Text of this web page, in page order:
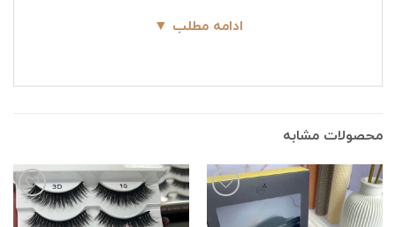
صورت خشک و هم مرطوب قابل استفاده است.
بیوتی بلندر۰۱۹ فوراور۵۲
وقتی مرطوب می‌شود، حجم
ادامه مطلب ▼
محصولات مشابه